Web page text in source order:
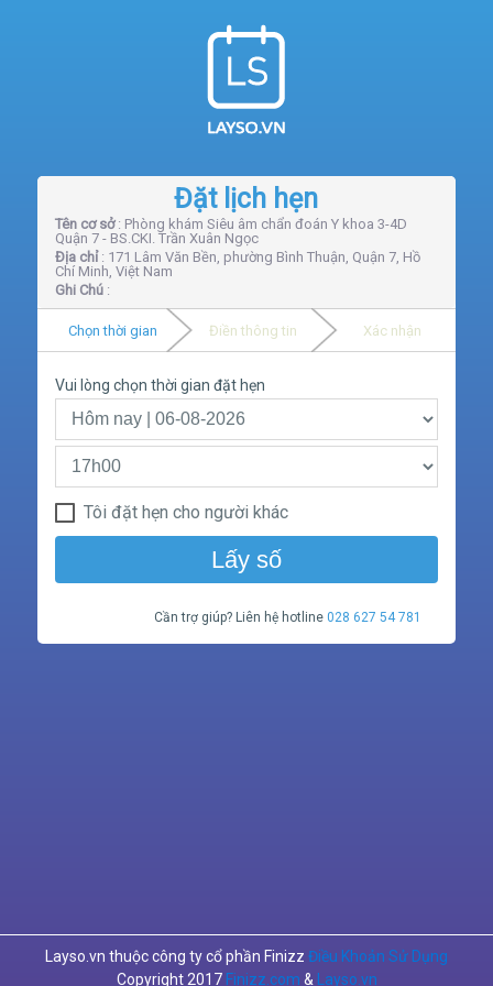
Đặt lịch hẹn
Tên cơ sở: Phòng khám Siêu âm chẩn đoán Y khoa 3-4D
Quận 7 - BS.CKI. Trần Xuân Ngọc
Địa chỉ: 171 Lâm Văn Bền, phường Bình Thuận, Quận 7, Hồ
Chí Minh, Việt Nam
Ghi Chú:
Chọn thời gian Điền thông tin Xác nhận
Vui lòng chọn thời gian đặt hẹn
Tôi đặt hẹn cho người khác
Lấy số
Cần trợ giúp? Liên hệ hotline028 627 54 781
Layso.vn thuộc công ty cổ phần Finizz Điều Khoản Sử Dụng
Copyright 2017 Finizz.com & Layso.vn